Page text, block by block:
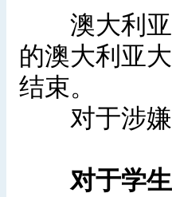
澳大利亚
的澳大利亚
结束。
对于涉嫌
对于学